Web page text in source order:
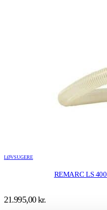
LØVSUGERE
REMARC LS
21.995,00kr.